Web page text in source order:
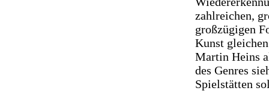
zahlreichen,
großzügigen
Kunst
Martin Heins
des Genres
Spielstätten